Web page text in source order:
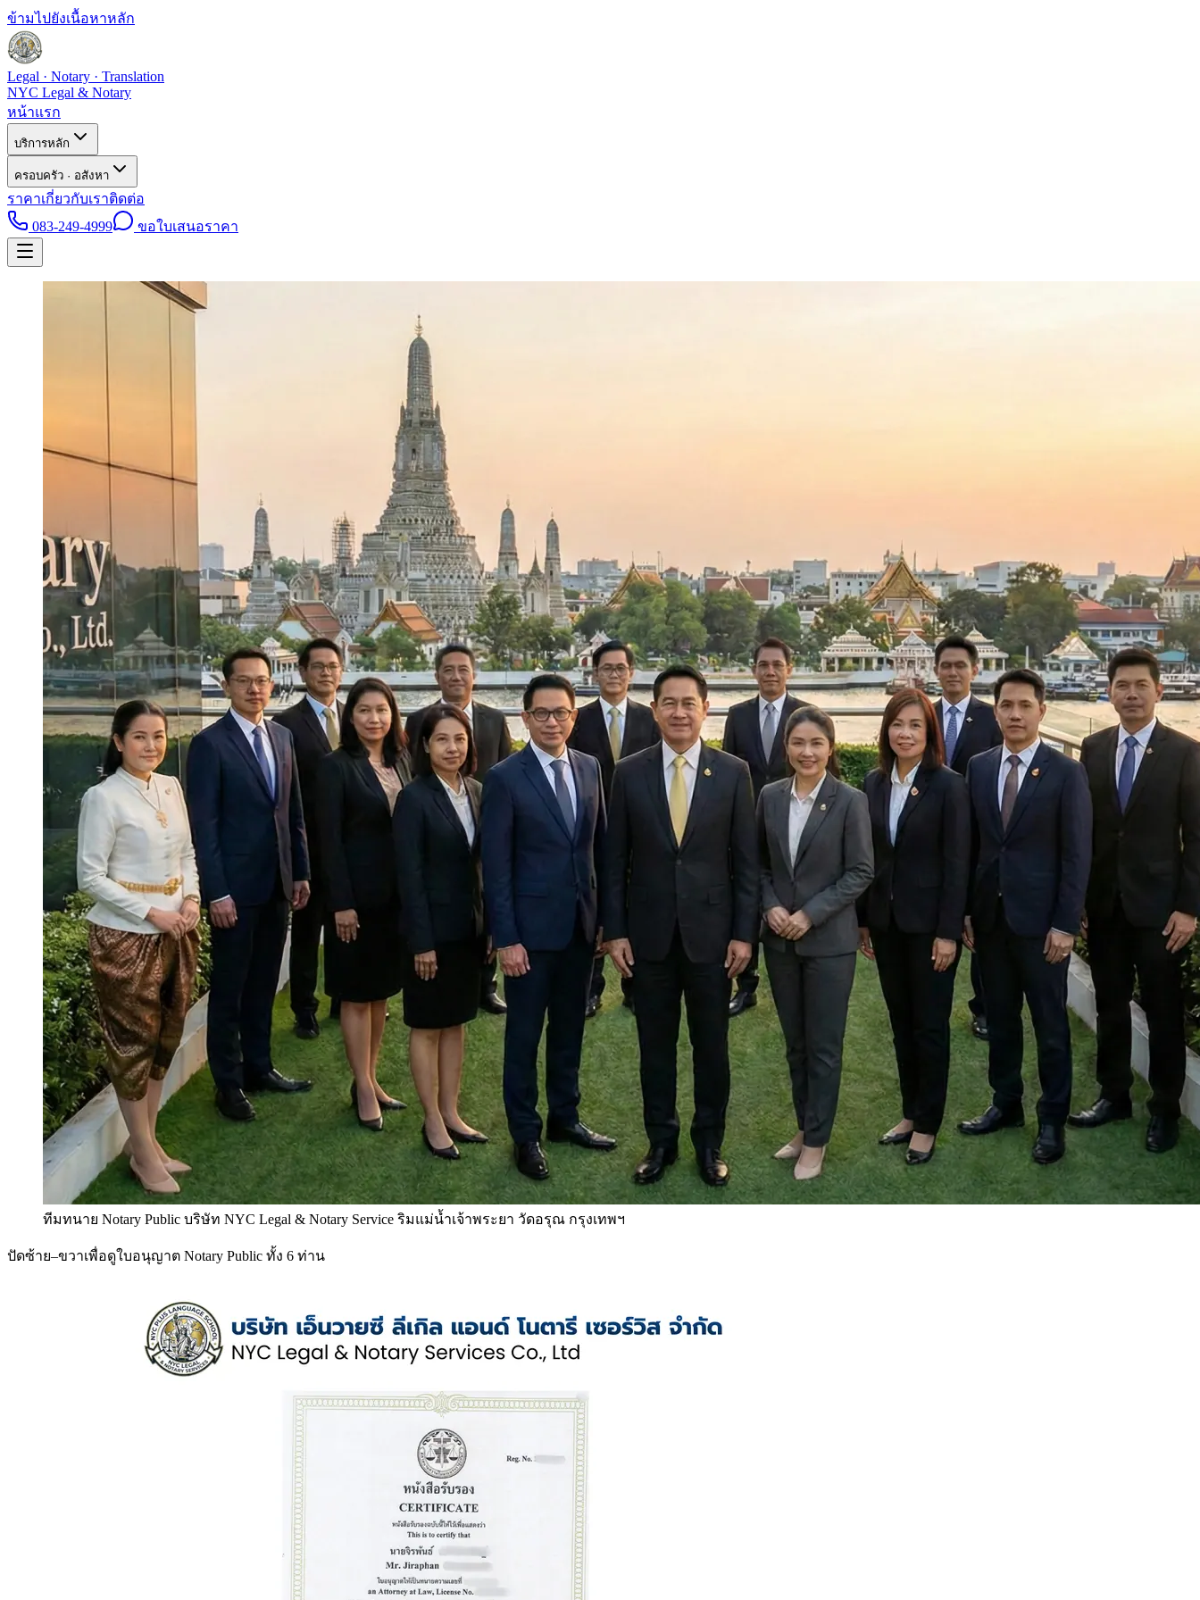
ข้ามไปยังเนื้อหาหลัก
Legal · Notary · Translation
NYC Legal & Notary
หน้าแรก
บริการหลัก
ครอบครัว · อสังหา
ราคาเกี่ยวกับเราติดต่อ
083-249-4999
ขอใบเสนอราคา
ทีมทนาย Notary Public บริษัท NYC Legal & Notary Service ริมแม่น้ำเจ้าพระยา วัดอรุณ กรุงเทพฯ
ปัดซ้าย–ขวาเพื่อดูใบอนุญาต Notary Public ทั้ง 6 ท่าน